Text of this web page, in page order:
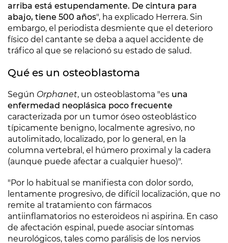
arriba está estupendamente. De cintura para
abajo, tiene 500 años", ha explicado Herrera. Sin
embargo, el periodista desmiente que el deterioro
físico del cantante se deba a aquel accidente de
tráfico al que se relacionó su estado de salud.
Qué es un osteoblastoma
Según Orphanet, un osteoblastoma "es una
enfermedad neoplásica poco frecuente
caracterizada por un tumor óseo osteoblástico
típicamente benigno, localmente agresivo, no
autolimitado, localizado, por lo general, en la
columna vertebral, el húmero proximal y la cadera
(aunque puede afectar a cualquier hueso)".
"Por lo habitual se manifiesta con dolor sordo,
lentamente progresivo, de difícil localización, que no
remite al tratamiento con fármacos
antiinflamatorios no esteroideos ni aspirina. En caso
de afectación espinal, puede asociar síntomas
neurológicos, tales como parálisis de los nervios